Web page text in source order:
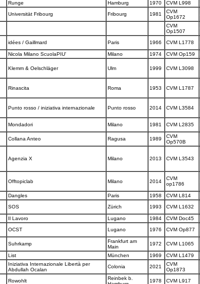
Runge Hamburg 1970 CVM L998
Universität Fribourg Fribourg 1981
CVM
Op1672
CVM
Op1507
idées / Gaillmard Paris 1966 CVM L1778
Nicola Milano ScuolaPIU' Milano 1974 CVM Op159
Klemm & Oelschläger Ulm 1999 CVM L3098
Rinascita Roma 1953 CVM L1787
Punto rosso / iniziativa internazionale Punto rosso 2014 CVM L3584
Mondadori Milano 1981 CVM L2835
Collana Anteo Ragusa 1989
CVM
Op570B
Agenzia X Milano 2013 CVM L3543
Offtopiclab Milano 2014
CVM
op1786
Dangles Paris 1958 CVM L814
SOS Zürich 1993 CVM L1632
Il Lavoro Lugano 1984 CVM Doc45
OCST Lugano 1976 CVM Op877
Suhrkamp
Frankfurt am
Main
1972 CVM L1065
List München 1969 CVM L1479
Iniziativa Internazionale Libertà per
Abdullah Ocalan
Colonia 2021
CVM
Op1873
Rowohlt
Reinbek b.
1978 CVM L917